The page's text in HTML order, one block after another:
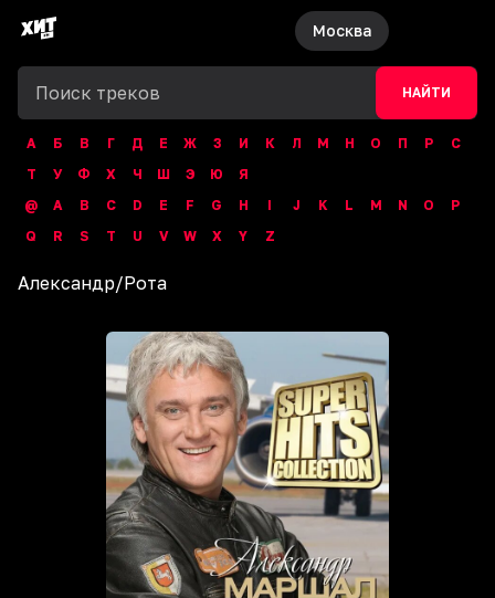
Москва
НАЙТИ
А Б В Г Д Е Ж З И К Л М Н О П Р
С
Т
У Ф Х Ч Ш Э Ю
Я
@
A B C D E F G H I J K L M N O
P
Q
R S T U V W X Y Z
Александр/Рота